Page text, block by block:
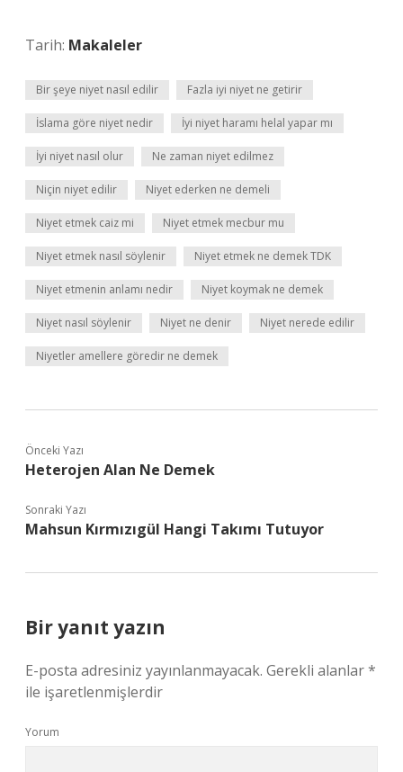
Tarih: Makaleler
Bir şeye niyet nasıl edilir Fazla iyi niyet ne getirir
İslama göre niyet nedir İyi niyet haramı helal yapar mı
İyi niyet nasıl olur Ne zaman niyet edilmez
Niçin niyet edilir Niyet ederken ne demeli
Niyet etmek caiz mi Niyet etmek mecbur mu
Niyet etmek nasıl söylenir Niyet etmek ne demek TDK
Niyet etmenin anlamı nedir Niyet koymak ne demek
Niyet nasıl söylenir Niyet ne denir Niyet nerede edilir
Niyetler amellere göredir ne demek
Önceki Yazı
Heterojen Alan Ne Demek
Sonraki Yazı
Mahsun Kırmızıgül Hangi Takımı Tutuyor
Bir yanıt yazın
E-posta adresiniz yayınlanmayacak. Gerekli alanlar*
ile işaretlenmişlerdir
Yorum